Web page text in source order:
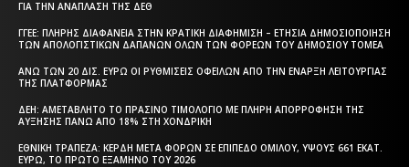
ΓΙΑ ΤΗΝ ΑΝΆΠΛΑΣΗ ΤΗΣ ΔΕΘ
ΓΓΕΕ: ΠΛΉΡΗΣ ΔΙΑΦΆΝΕΙΑ ΣΤΗΝ ΚΡΑΤΙΚΉ ΔΙΑΦΉΜΙΣΗ – EΤΉΣΙΑ ΔΗΜΟΣΙΟΠΟΊΗΣΗ
ΤΩΝ ΑΠΟΛΟΓΙΣΤΙΚΏΝ ΔΑΠΑΝΏΝ ΌΛΩΝ ΤΩΝ ΦΟΡΈΩΝ ΤΟΥ ΔΗΜΟΣΊΟΥ ΤΟΜΈΑ
ΆΝΩ ΤΩΝ 20 ΔΙΣ. ΕΥΡΏ ΟΙ ΡΥΘΜΊΣΕΙΣ ΟΦΕΙΛΏΝ ΑΠΌ ΤΗΝ ΈΝΑΡΞΗ ΛΕΙΤΟΥΡΓΊΑΣ
ΤΗΣ ΠΛΑΤΦΌΡΜΑΣ
ΔΕΗ: ΑΜΕΤΆΒΛΗΤΟ ΤΟ ΠΡΆΣΙΝΟ ΤΙΜΟΛΌΓΙΟ ΜΕ ΠΛΉΡΗ ΑΠΟΡΡΌΦΗΣΗ ΤΗΣ
ΑΎΞΗΣΗΣ ΠΆΝΩ ΑΠΌ 18% ΣΤΗ ΧΟΝΔΡΙΚΉ
ΕΘΝΙΚΉ ΤΡΆΠΕΖΑ: ΚΈΡΔΗ ΜΕΤΆ ΦΌΡΩΝ ΣΕ ΕΠΊΠΕΔΟ ΟΜΊΛΟΥ, ΎΨΟΥΣ 661 ΕΚΑΤ.
ΕΥΡΏ, ΤΟ ΠΡΏΤΟ ΕΞΆΜΗΝΟ ΤΟΥ 2026